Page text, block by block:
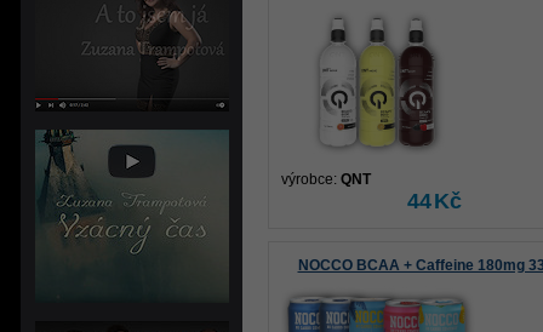
výrobce: QNT
44Kč
NOCCO BCAA + Caffeine 180mg